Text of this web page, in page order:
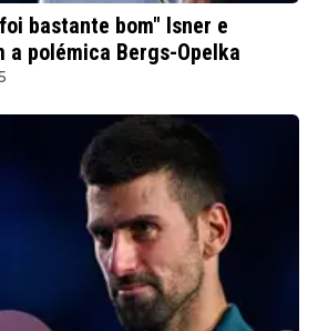
bastante bom" Isner e
a polémica Bergs-Opelka